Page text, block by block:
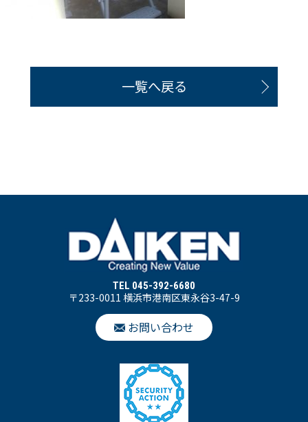
一覧へ戻る
TEL 045-392-6680
〒233-0011 横浜市港南区東永谷3-47-9
お問い合わせ